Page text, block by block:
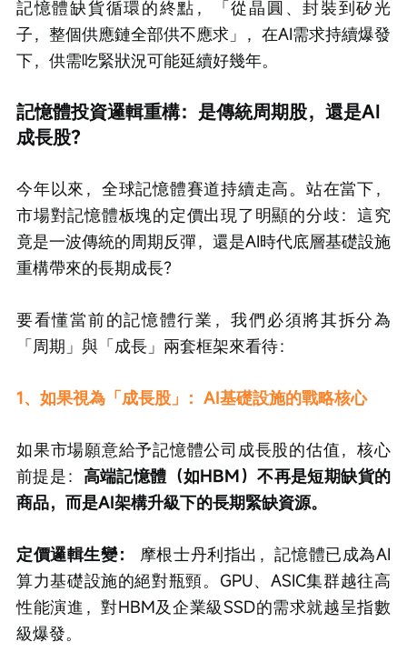
記憶體缺貨循環的終點，「從晶圓、封裝到矽光
子，整個供應鏈全部供不應求」，在AI需求持續爆發
下，供需吃緊狀況可能延續好幾年。
記憶體投資邏輯重構：是傳統周期股，還是AI
成長股？
今年以來，全球記憶體賽道持續走高。站在當下，
市場對記憶體板塊的定價出現了明顯的分歧：這究
竟是一波傳統的周期反彈，還是AI時代底層基礎設施
重構帶來的長期成長？
要看懂當前的記憶體行業，我們必須將其拆分為
「周期」與「成長」兩套框架來看待：
1、如果視為「成長股」：AI基礎設施的戰略核心
如果市場願意給予記憶體公司成長股的估值，核心
前提是： 高端記憶體（如HBM）不再是短期缺貨的
商品，而是AI架構升級下的長期緊缺資源。
定價邏輯生變：
摩根士丹利指出，記憶體已成為AI
算力基礎設施的絕對瓶頸。GPU、ASIC集群越往高
性能演進，對HBM及企業級SSD的需求就越呈指數
級爆發。